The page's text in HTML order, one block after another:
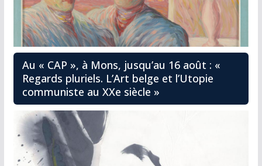
Au « CAP », à Mons, jusqu’au 16 août : «
Regards pluriels. L’Art belge et l’Utopie
communiste au XXe siècle »